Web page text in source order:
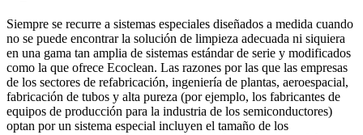
Siempre se recurre a sistemas especiales diseñados a medida cuando
no se puede encontrar la solución de limpieza adecuada ni siquiera
en una gama tan amplia de sistemas estándar de serie y modificados
como la que ofrece Ecoclean. Las razones por las que las empresas
de los sectores de refabricación, ingeniería de plantas, aeroespacial,
fabricación de tubos y alta pureza (por ejemplo, los fabricantes de
equipos de producción para la industria de los semiconductores)
optan por un sistema especial incluyen el tamaño de los